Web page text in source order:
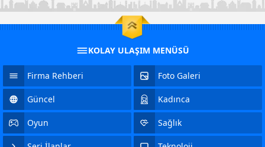
KOLAY ULAŞIM MENÜSÜ
Firma Rehberi Foto Galeri
Güncel Kadınca
Oyun Sağlık